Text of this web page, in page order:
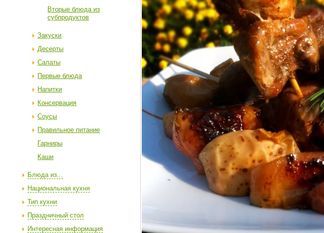
Вторые блюда из
субпродуктов
Закуски
Десерты
Салаты
Первые блюда
Напитки
Консервация
Соусы
Правильное питание
Гарниры
Каши
Блюда из...
Национальная кухня
Тип кухни
Праздничный стол
Интересная информация